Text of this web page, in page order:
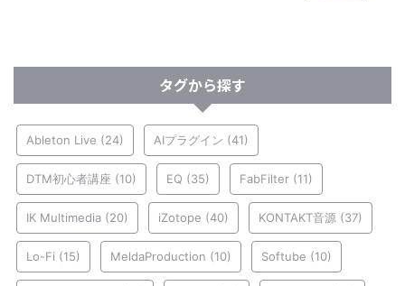
タグから探す
Ableton Live (24) AIプラグイン (41)
DTM初心者講座 (10) EQ (35) FabFilter (11)
IK Multimedia (20) iZotope (40) KONTAKT音源 (37)
Lo-Fi (15) MeldaProduction (10) Softube (10)